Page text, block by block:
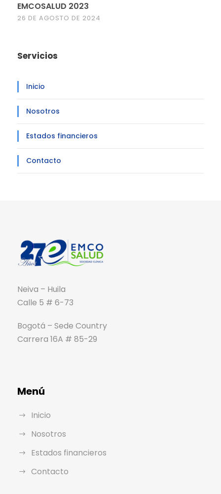
EMCOSALUD 2023
26 DE AGOSTO DE 2024
Servicios
Inicio
Nosotros
Estados financieros
Contacto
Neiva – Huila
Calle 5 # 6-73
Bogotá – Sede Country
Carrera 16A # 85-29
Menú
Inicio
Nosotros
Estados financieros
Contacto